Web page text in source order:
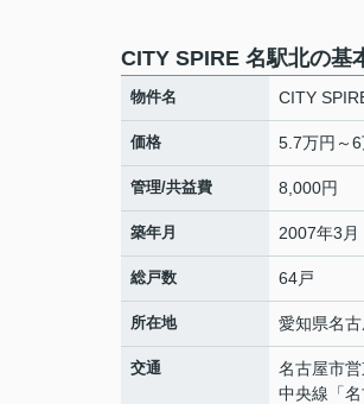
CITY SPIRE 名駅北の基
物件名 CITY
価格 5.7万円～6
管理/共益費 8,000円
築年月 2007年3月
総戸数 64戸
所在地 愛知県名
交通 名古屋市
中央線 「